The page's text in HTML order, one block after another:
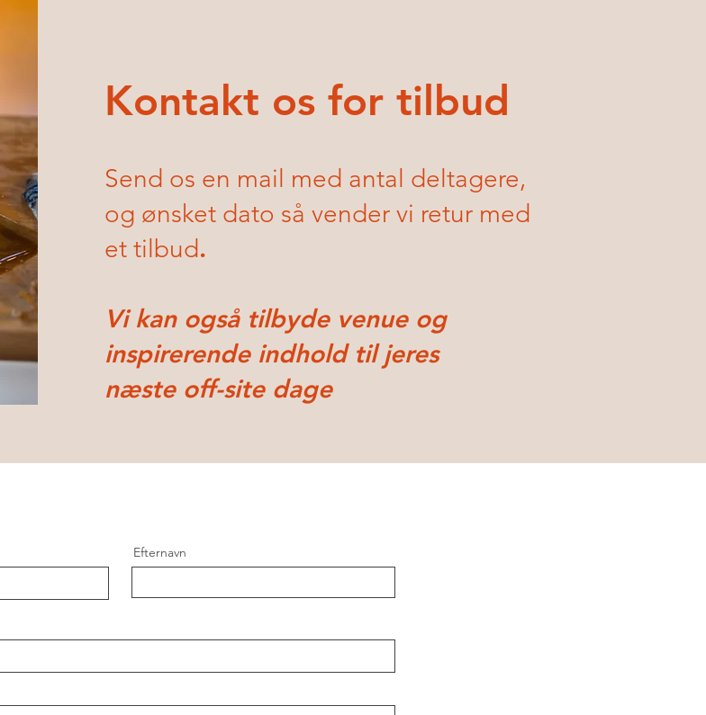
Kontakt os for tilbud
Send os en mail med antal deltagere,
og ønsket dato så vender vi retur med
et tilbud.
Vi kan også tilbyde venue og
inspirerende indhold til jeres
næste off-site dage
Efternavn